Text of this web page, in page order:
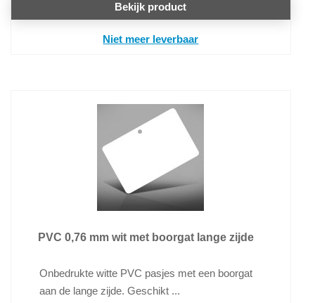
Bekijk product
Niet meer leverbaar
PVC 0,76 mm wit met boorgat lange zijde
Onbedrukte witte PVC pasjes met een boorgat
aan de lange zijde. Geschikt ...